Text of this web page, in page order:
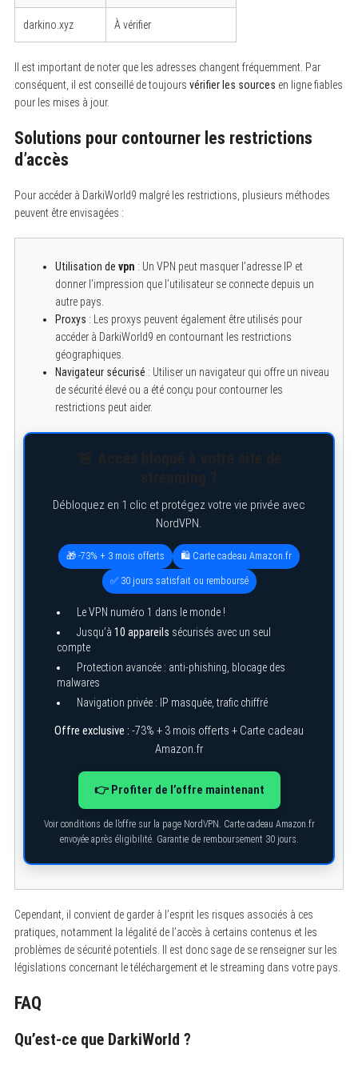
darkino.xyz À vérifier
Il est important de noter que les adresses changent fréquemment. Par
conséquent, il est conseillé de toujours vérifier les sources en ligne fiables
pour les mises à jour.
Solutions pour contourner les restrictions
d’accès
Pour accéder à DarkiWorld9 malgré les restrictions, plusieurs méthodes
peuvent être envisagées :
Utilisation de vpn : Un VPN peut masquer l’adresse IP et
donner l’impression que l’utilisateur se connecte depuis un
autre pays.
Proxys : Les proxys peuvent également être utilisés pour
accéder à DarkiWorld9 en contournant les restrictions
géographiques.
Navigateur sécurisé : Utiliser un navigateur qui offre un niveau
de sécurité élevé ou a été conçu pour contourner les
restrictions peut aider.
Débloquez en 1 clic et protégez votre vie privée avec
NordVPN.
🎁 -73% + 3 mois offerts 🛍️ Carte cadeau Amazon.fr
✅ 30 jours satisfait ou remboursé
Le VPN numéro 1 dans le monde !
Jusqu’à 10 appareils sécurisés avec un seul
compte
Protection avancée : anti-phishing, blocage des
malwares
Navigation privée : IP masquée, trafic chiffré
Offre exclusive : -73% + 3 mois offerts + Carte cadeau
Amazon.fr
👉 Profiter de l’offre maintenant
Voir conditions de l’offre sur la page NordVPN. Carte cadeau Amazon.fr
envoyée après éligibilité. Garantie de remboursement 30 jours.
Cependant, il convient de garder à l’esprit les risques associés à ces
pratiques, notamment la légalité de l’accès à certains contenus et les
problèmes de sécurité potentiels. Il est donc sage de se renseigner sur les
législations concernant le téléchargement et le streaming dans votre pays.
FAQ
Qu’est-ce que DarkiWorld ?
S
a
c
f
o
: